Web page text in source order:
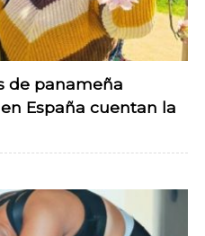
de panameña
España cuentan la